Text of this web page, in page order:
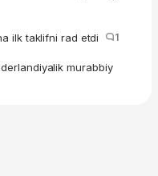
ilk taklifni rad etdi 1
murabbiy